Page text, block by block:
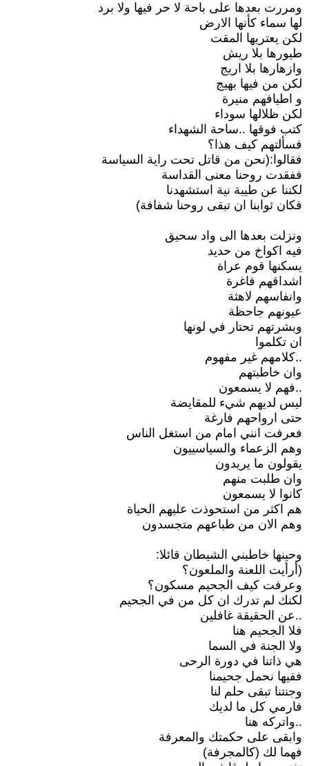
ومررت بعدها على باحة لا حر فيها ولا برد
لها سماء كأنها الارض
لكن يعتريها المقت
طيورها بلا ريش
وازهارها بلا اريج
لكن من فيها بهيج
و اطيافهم منيرة
لكن ظلالها سوداء
كتب فوقها ..ساحة الشهداء
فسألتهم كيف هذا؟
فقالوا:(نحن من قاتل تحت راية السياسة
ففقدت روحنا معنى القداسة
لكننا عن طيبة نية استشهدنا
فكان ثوابنا ان تبقى روحنا شفافة)
ونزلت بعدها الى واد سحيق
فيه اكواخ من حديد
يسكنها قوم عراة
اشداقهم فاغرة
وانفاسهم لاهثة
عيونهم جاحظة
وبشرتهم تحتار في لونها
ان تكلموا
..كلامهم غير مفهوم
وان خاطبتهم
..فهم لا يسمعون
ليس لديهم شيء للمقايضة
حتى ارواحهم فارغة
فعرفت انني امام من استغل الناس
وهم الزعماء والسياسييون
يقولون ما يريدون
وان طلبت منهم
كانوا لا يسمعون
هم اكثر من استحوذت عليهم الحياة
وهم الان من طباعهم متجسدون
وحينها خاطبني الشيطان قائلا:
(أرأيت اللعنة والملعون؟
وعرفت كيف الجحيم مسكون؟
لكنك لم تدرك ان كل من في الجحيم
..عن الحقيقة غافلين
فلا الجحيم هنا
ولا الجنة في السما
هي ذاتنا في دورة الرحى
ففيها نحمل جحيمنا
وجنتنا تبقى حلم لنا
فارمي كل ما لديك
..واتركه هنا
وابقى على حكمتك والمعرفة
فهما لك (كالمجرفة)